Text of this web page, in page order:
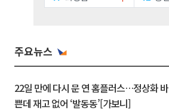
주요뉴스
22일 만에 다시 문 연 홈플러스…정상화 바
쁜데 재고 없어 ‘발동동’[가보니]